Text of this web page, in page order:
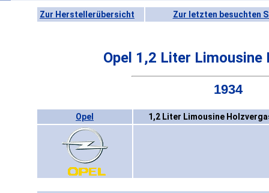
Zur Herstellerübersicht Zur letzten besuchten
Opel 1,2 Liter Limousine
1934
Opel 1,2 Liter Limousine